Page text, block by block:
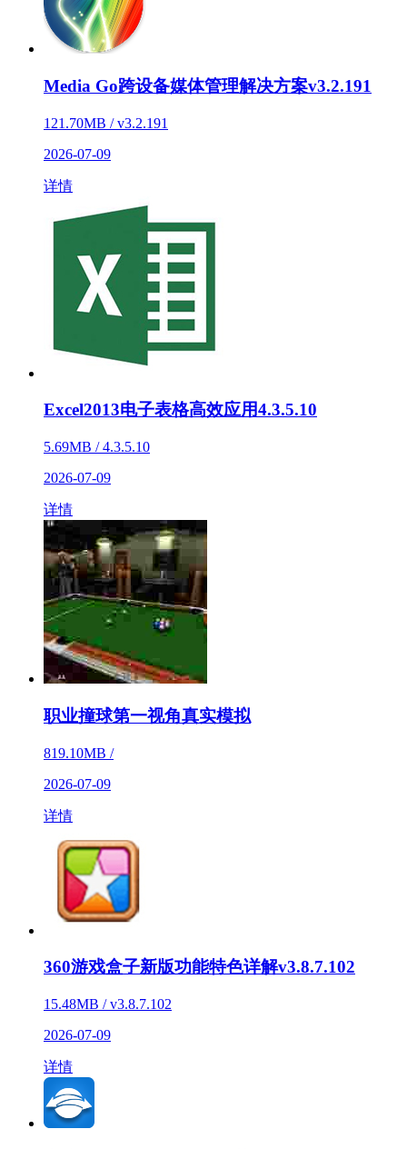
Media Go跨设备媒体管理解决方案v3.2.191
121.70MB / v3.2.191
2026-07-09
详情
Excel2013电子表格高效应用4.3.5.10
5.69MB / 4.3.5.10
2026-07-09
详情
职业撞球第一视角真实模拟
819.10MB /
2026-07-09
详情
360游戏盒子新版功能特色详解v3.8.7.102
15.48MB / v3.8.7.102
2026-07-09
详情